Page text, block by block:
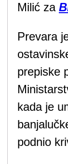
Milić za
Prevara
prepiske
kada je
podnio